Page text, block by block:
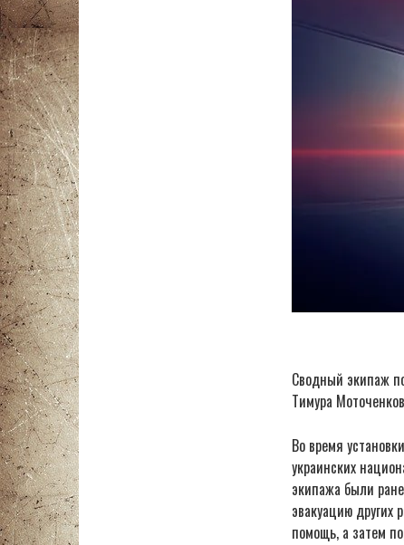
Сводный экипаж
Тимура
Во время
украинских
экипажа были
эвакуацию других
помощь, а затем